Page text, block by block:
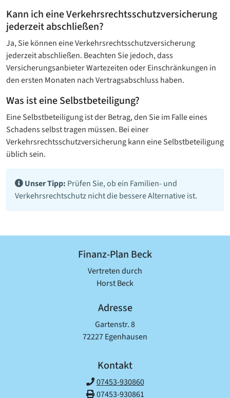
Kann ich eine Verkehrsrechtsschutz­versicherung
jederzeit abschließen?
Ja, Sie können eine Verkehrsrechtsschutz­versicherung
jederzeit abschließen. Beachten Sie jedoch, dass
Versicherungsanbieter Wartezeiten oder Einschränkungen in
den ersten Monaten nach Vertragsabschluss haben.
Was ist eine Selbstbeteiligung?
Eine Selbstbeteiligung ist der Betrag, den Sie im Falle eines
Schadens selbst tragen müssen. Bei einer
Verkehrsrechtsschutzversicherung kann eine Selbstbeteiligung
üblich sein.
Unser Tipp: Prüfen Sie, ob ein Familien- und
Verkehrsrechtschutz nicht die bessere Alternative ist.
Finanz-Plan Beck
Vertreten durch
Horst Beck
Adresse
Gartenstr. 8
72227 Egenhausen
Kontakt
07453-930860
07453-930861